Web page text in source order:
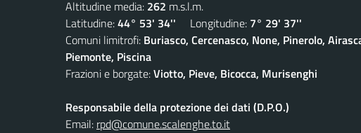
Altitudine media: 262 m.s.l.m.
Latitudine:44° 53' 34'' Longitudine: 7° 29' 37''
Comuni limitrofi: Buriasco, Cercenasco, None, Pinerolo,
Piemonte, Piscina
Frazioni e borgate:Viotto, Pieve, Bicocca, Murisenghi
Responsabile della protezione dei dati (D.P.O.)
Email: rpd@comune.scalenghe.to.it